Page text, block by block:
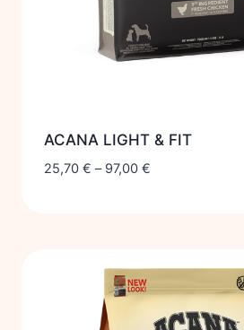
ACANA LIGHT & FIT
25,70 € – 97,00 €